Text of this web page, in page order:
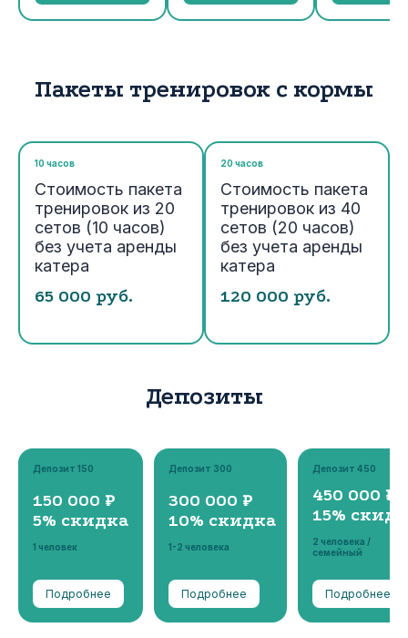
Пакеты тренировок с кормы
10 часов
Стоимость пакета
тренировок из 20
сетов (10 часов)
без учета аренды
катера
65 000 руб.
20 часов
Стоимость пакета
тренировок из 40
сетов (20 часов)
без учета аренды
катера
120 000 руб.
Депозиты
Депозит 150
150 000 ₽
5% скидка
1 человек
Подробнее
Депозит 300
300 000 ₽
10% скидка
1-2 человека
Подробнее
Депозит 450
450 000 ₽
15%
2 человека /
семейный
Подробнее